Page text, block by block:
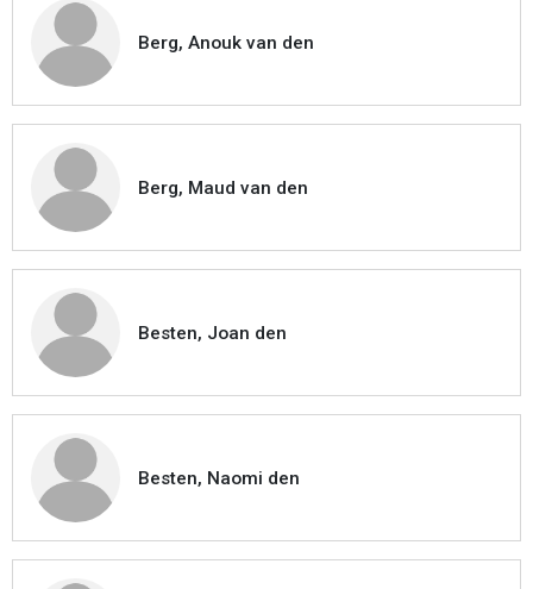
Berg, Anouk van den
Berg, Maud van den
Besten, Joan den
Besten, Naomi den